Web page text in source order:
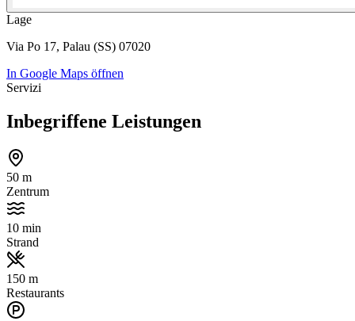
Lage
Via Po 17, Palau (SS) 07020
In Google Maps öffnen
Servizi
Inbegriffene Leistungen
50 m
Zentrum
10 min
Strand
150 m
Restaurants